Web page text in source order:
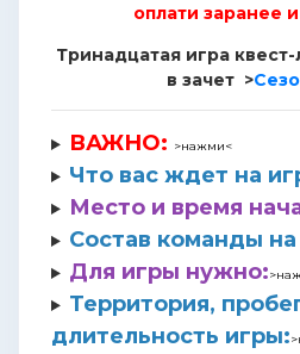
оплати заранее
Тринадцатая игра квест-
в зачет >
ВАЖНО: >нажми<
Что вас ждет на
Место и время
Состав команды на
Для игры нужно:
Территория,
длительность игры: